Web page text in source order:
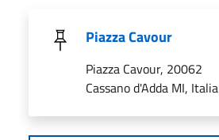
Piazza Cavour
Piazza Cavour, 20062
Cassano d'Adda MI, Italia